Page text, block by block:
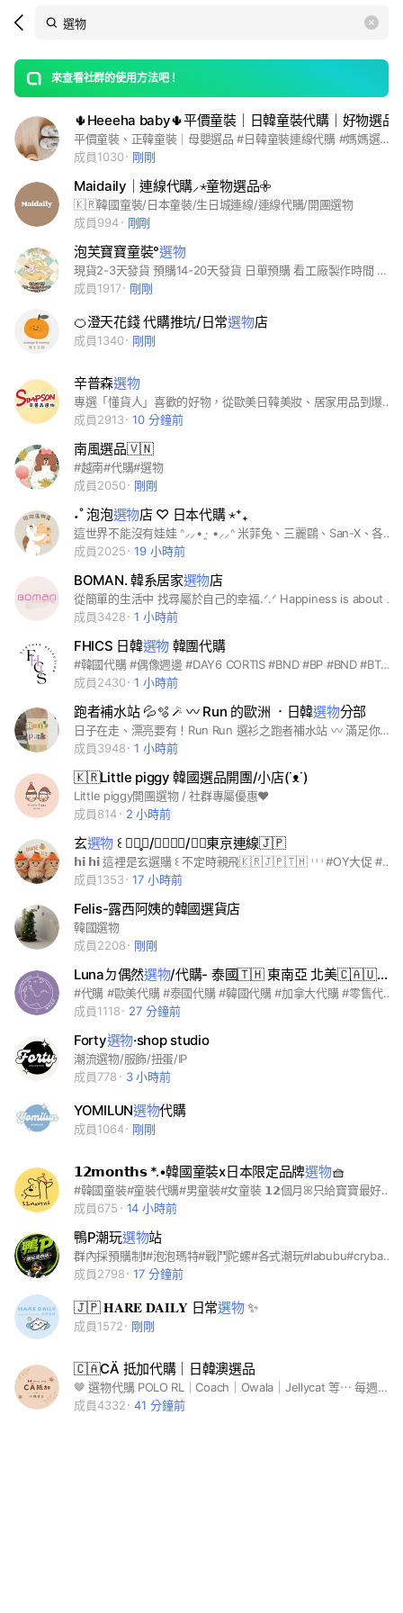
Search
OpenChats
messages
search
area
來查看社群的使用方法吧！
open
🌵Heeeha baby🌵平價童裝｜日韓童裝代購｜好物選品
平價童裝、正韓童裝｜母嬰選品 #日韓童裝連線代購 #媽媽選物寶寶好物
成員1030
剛剛
Maidaily｜連線代購⸝⋆童物選品𖧷
🇰🇷韓國童裝/日本童裝/生日城連線/連線代購/開團選物
成員994
剛剛
泡芙寶寶童裝°選物
現貨2-3天發貨 預購14-20天發貨 日單預購 看工廠製作時間 幾乎都會先拿樣看品質 品質過才會賣給你們唷 啾啾#童裝#寶寶#寶媽
成員1917
剛剛
🍊澄天花錢 代購推坑/日常選物店
成員1340 剛剛
辛普森選物
專選「懂貨人」喜歡的好物，從歐美日韓美妝、居家用品到爆款零食、團購必搶品， 我們堅持三件事：正品來源、價格漂亮、到貨安心。 不是最紅才賣，是我們自己也愛用才賣。 #美妝 #選物 #防曬 #保養 #德日韓 #團購 #實測
成員2913
10 分鐘前
南風選品🇻🇳
#越南#代購#選物
成員2050
剛剛
˖˚ 泡泡選物店 ♡ 日本代購 ⋆⁺₊
這世界不能沒有娃娃 ᐢ⸝⸝• ·̭ •⸝⸝ᐢ 米菲兔、三麗鷗、San-X、各種IP商品 尋物歡迎私訊ʕु•̫͡•ʔु
成員2025
19 小時前
BOMAN. 韓系居家選物店
從簡單的生活中 找尋屬於自己的幸福.ᐟ.ᐟ Happiness is about having each tiny wish come ture. [ 韓系居家選物店 ] 🕯🕰☕️ - 🏷 任何問題請私訊官方Line ✉️ Line ID：@964boskn #台灣現貨 #日本代購 #韓國代購 #寢具 #棉被 #床組 #生活好物 #居家選物
成員3428
1 小時前
FHICS 日韓選物 韓團代購
#韓國代購 #偶像週邊 #DAY6 CORTIS #BND #BP #BND #BTS #GD #BIG BANG #RIIZE #TWS #IVE #illit #韓國零食 #日本代購 #日韓選物 #日韓雜貨 #日韓小物 #日韓零食 #韓國服飾 #韓國襪子 #吉伊卡哇 #三麗鷗 #自嘲熊 #創業
成員2430
1 小時前
跑者補水站 💦🫧🪄 〰️ Run 的歐洲 ．日韓選物分部
日子在走、漂亮要有！Run Run 選衫之跑者補水站 〰️ 滿足你的日常含水量 💧 社群精選來自「歐洲、日本、韓國」等各地有趣又可愛的小物，每月不定期限時開單！ 意想不到的＃社群限定 驚喜商品，只在 ⟡ 跑者補水站 ⟡ 分享給大家 ♡
成員3948
1 小時前
🇰🇷Little piggy 韓國選品開團/小店(˙ᴥ˙)
Little piggy開團選物 / 社群專屬優惠♥
成員814
2 小時前
玄選物 ꒰ ྀི̥𝟔/𝟏𝟓－𝟔/𝟏𝟗東京連線🇯🇵
𝗵𝗶 𝗵𝗶 這裡是玄選購 ꒰ 不定時親飛🇰🇷🇯🇵🇹🇭 ᵎ ᵎ ᵎ #OY大促 #韓國免稅 #玄的選物 下一站 \🍹每到夏天 我要去釜山 /
成員1353
17 小時前
Felis-露西阿姨的韓國選貨店
韓國選物
成員2208
剛剛
Lunaㄉ偶然選物/代購- 泰國🇹🇭 東南亞 北美🇨🇦🇺🇸 韓國🇰🇷
#代購 #歐美代購 #泰國代購 #韓國代購 #加拿大代購 #零售代購 #美妝代購 #文創小物 #可愛東西代購 #古物代購 #小眾選品 #小眾品牌
成員1118
27 分鐘前
Forty選物·shop studio
潮流選物/服飾/扭蛋/IP
成員778
3 小時前
YOMILUN選物代購
成員1064 剛剛
𝟭𝟮𝗺𝗼𝗻𝘁𝗵𝘀 *.•韓國童裝x日本限定品牌選物🧺
#韓國童裝#童裝代購#男童裝#女童裝 𝟭𝟮個月ꕤ只給寶寶最好的‪⸝⸝‪⸝ 🧺正韓童裝選物｜𝟭𝟬𝟬% 𝗞𝗼𝗿𝗲𝗮
成員675
14 小時前
鴨P潮玩選物站
群內採預購制❗️#泡泡瑪特#戰鬥陀螺#各式潮玩#labubu#crybaby#molly#代購#娃娃機
成員2798
17 分鐘前
🇯🇵 𝐇𝐀𝐑𝐄 𝐃𝐀𝐈𝐋𝐘 日常選物✨
成員1572 剛剛
🇨🇦CÄ 抵加代購｜日韓澳選品
🤎 選物代購 POLO RL｜Coach｜Owala｜Jellycat 等⋯ 每週新品、折扣情報、現貨分享，一起輕鬆買到美加🇺🇸🇨🇦和日韓澳選品✨ IG @goodgirlsclub_select @ca.studio__ 社群不喊單 不洗版 下單/詢問請私訊我們💌 小幫手每天會審核 ⚠️社群退出後，即無法再加入！
成員4332
41 分鐘前